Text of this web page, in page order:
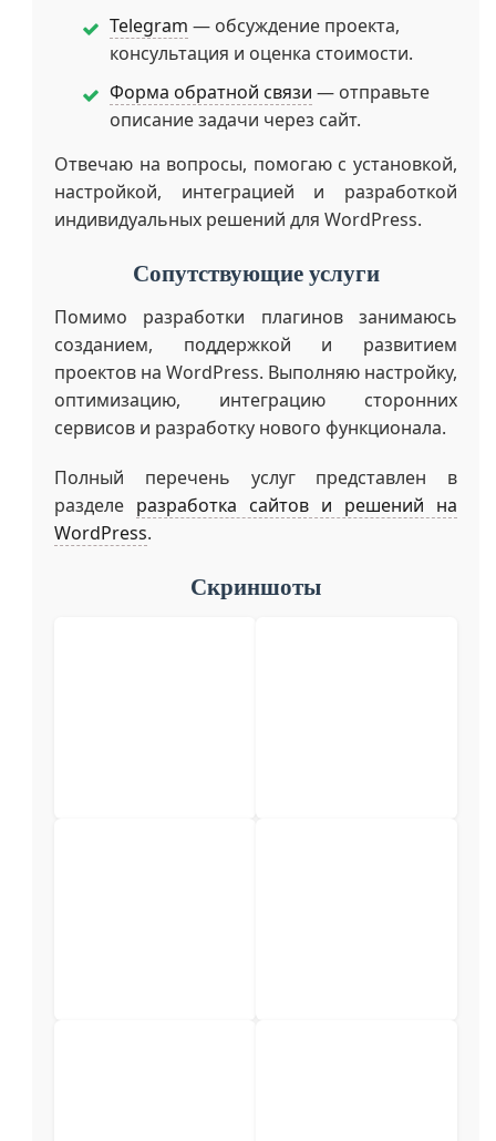
Telegram — обсуждение проекта,
консультация и оценка стоимости.
Форма обратной связи — отправьте
описание задачи через сайт.
Отвечаю на вопросы, помогаю с установкой,
настройкой, интеграцией и разработкой
индивидуальных решений для WordPress.
Сопутствующие услуги
Помимо разработки плагинов занимаюсь
созданием, поддержкой и развитием
проектов на WordPress. Выполняю настройку,
оптимизацию, интеграцию сторонних
сервисов и разработку нового функционала.
Полный перечень услуг представлен в
разделе разработка сайтов и решений на
WordPress.
Скриншоты